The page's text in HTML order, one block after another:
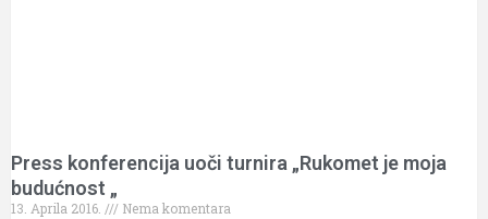
Press konferencija uoči turnira „Rukomet je moja
budućnost „
13. Aprila 2016.
Nema komentara